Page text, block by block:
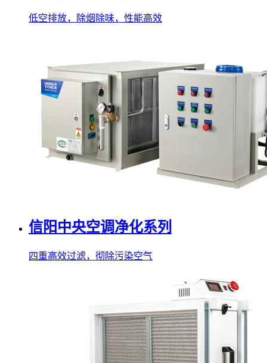
低空排放，除烟除味，性能高效
信阳中央空调净化系列
四重高效过滤，彻除污染空气